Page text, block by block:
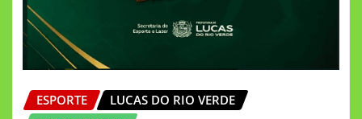
ESPORTE
LUCAS DO RIO VERDE